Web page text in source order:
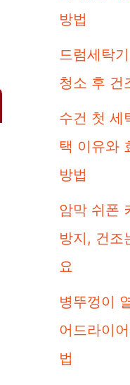
방법
드럼세탁
청소 후 건
수건 첫 세
택 이유와
방법
암막 쉬폰
방지, 건조
요
병뚜껑이
어드라이
법